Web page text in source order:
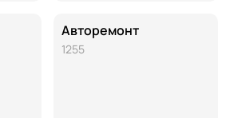
Авторемонт
1255